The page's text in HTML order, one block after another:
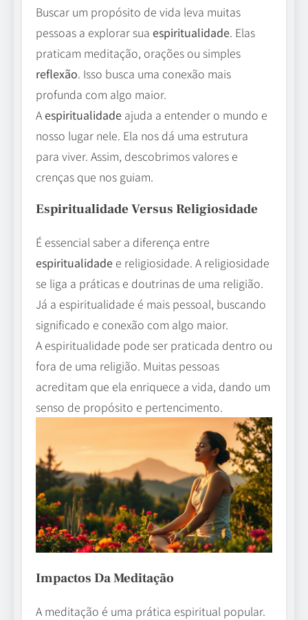
Buscar um propósito de vida leva muitas
pessoas a explorar sua espiritualidade. Elas
praticam meditação, orações ou simples
reflexão. Isso busca uma conexão mais
profunda com algo maior.
Aespiritualidade ajuda a entender o mundo e
nosso lugar nele. Ela nos dá uma estrutura
para viver. Assim, descobrimos valores e
crenças que nos guiam.
Espiritualidade Versus Religiosidade
É essencial saber a diferença entre
espiritualidade e religiosidade. A religiosidade
se liga a práticas e doutrinas de uma religião.
Já a espiritualidade é mais pessoal, buscando
significado e conexão com algo maior.
A espiritualidade pode ser praticada dentro ou
fora de uma religião. Muitas pessoas
acreditam que ela enriquece a vida, dando um
senso de propósito e pertencimento.
Impactos Da Meditação
A meditação é uma prática espiritual popular.